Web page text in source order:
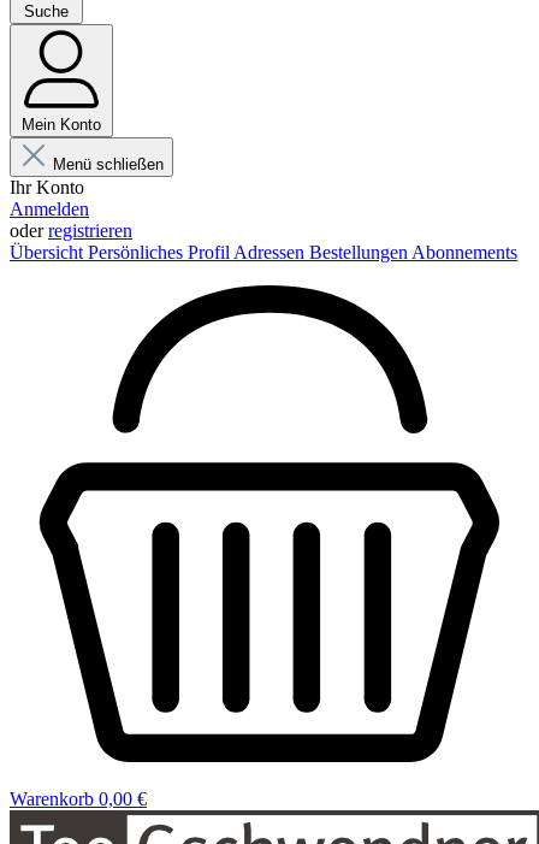
Suche
Mein Konto
Menü schließen
Ihr Konto
Anmelden
oderregistrieren
Übersicht Persönliches Profil Adressen Bestellungen Abonnements
Warenkorb 0,00 €